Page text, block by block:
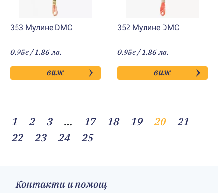
353 Мулине DMC
0.95€ / 1.86 лв.
виж
352 Мулине DMC
0.95€ / 1.86 лв.
виж
1 2 3 … 17 18 19 20
21
22
23 24 25
Контакти и помощ